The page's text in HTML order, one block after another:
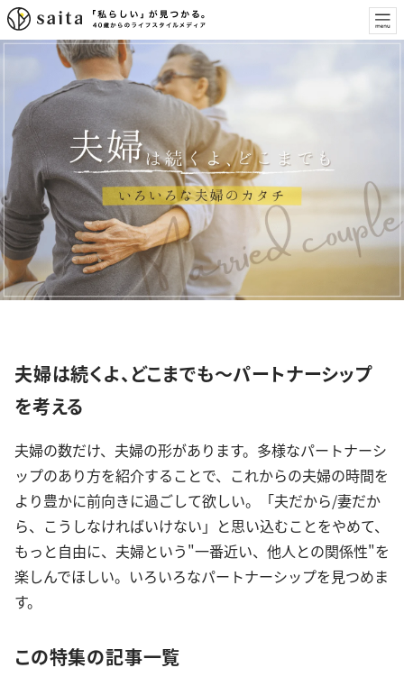
夫婦は続くよ、どこまでも～パートナーシップ
を考える
夫婦の数だけ、夫婦の形があります。多様なパートナーシ
ップのあり方を紹介することで、これからの夫婦の時間を
より豊かに前向きに過ごして欲しい。「夫だから/妻だか
ら、こうしなければいけない」と思い込むことをやめて、
もっと自由に、夫婦という"一番近い、他人との関係性"を
楽しんでほしい。いろいろなパートナーシップを見つめま
す。
この特集の記事一覧